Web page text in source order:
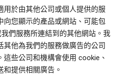
用於由其他公司或個人提供的服
向您顯示的產品或網站、可能包
們服務所連結到的其他網站。我
其他為我們的服務做廣告的公司
些公司和機構會使用 cookie、
提供相關廣告。